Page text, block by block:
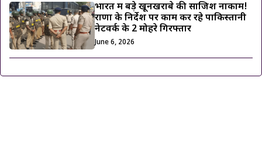
भारत में बड़े खूनखराबे की साजिश नाकाम!
राणा के निर्देश पर काम कर रहे पाकिस्तानी
नेटवर्क के 2 मोहरे गिरफ्तार
June 6, 2026